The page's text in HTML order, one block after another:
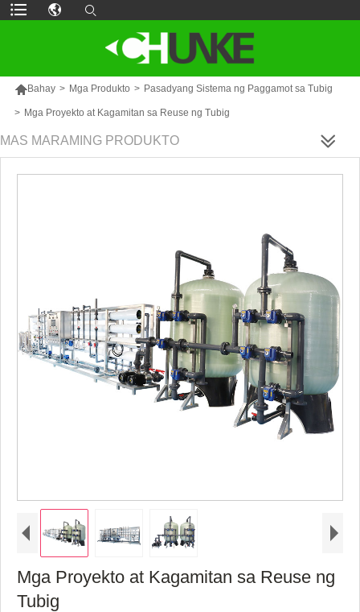
Bahay > Mga Produkto > Pasadyang Sistema ng Paggamot sa Tubig
> Mga Proyekto at Kagamitan sa Reuse ng Tubig
MAS MARAMING PRODUKTO
Mga Proyekto at Kagamitan sa Reuse ng
Tubig